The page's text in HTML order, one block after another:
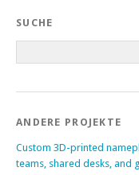
SUCHE
ANDERE PROJEKTE
Custom 3D-printed
teams, shared desks,